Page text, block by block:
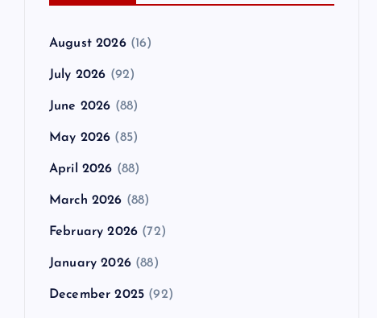
August 2026(16)
July 2026 (92)
June 2026 (88)
May 2026 (85)
April 2026 (88)
March 2026 (88)
February 2026 (72)
January 2026(88)
December 2025 (92)